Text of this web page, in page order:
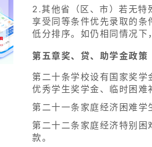
2.其他省（区、市）若无特
享受同等条件优先录取的
低分排序。如仍相同情况下
第五章奖、贷、助学金政策
第二十条学校设有国家奖学
优秀学生奖学金、临时困难
第二十一条家庭经济困难学
第二十二条家庭经济特别
款。